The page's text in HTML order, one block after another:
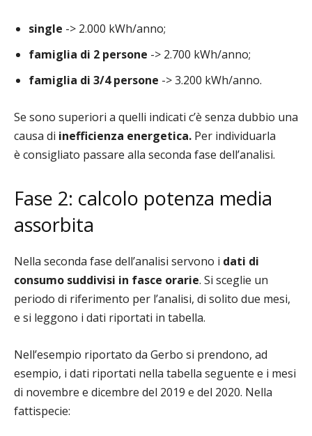
single -> 2.000 kWh/anno;
famiglia di 2 persone -> 2.700 kWh/anno;
famiglia di 3/4 persone -> 3.200 kWh/anno.
Se sono superiori a quelli indicati c’è senza dubbio una
causa di inefficienza energetica. Per individuarla
è consigliato passare alla seconda fase dell’analisi.
Fase 2: calcolo potenza media
assorbita
Nella seconda fase dell’analisi servono i dati di
consumo suddivisi in fasce orarie. Si sceglie un
periodo di riferimento per l’analisi, di solito due mesi,
e si leggono i dati riportati in tabella.
Nell’esempio riportato da Gerbo si prendono, ad
esempio, i dati riportati nella tabella seguente e i mesi
di novembre e dicembre del 2019 e del 2020. Nella
fattispecie: